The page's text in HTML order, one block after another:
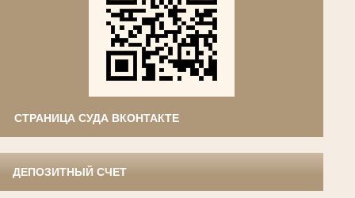
СТРАНИЦА СУДА ВКОНТАКТЕ
ДЕПОЗИТНЫЙ СЧЕТ